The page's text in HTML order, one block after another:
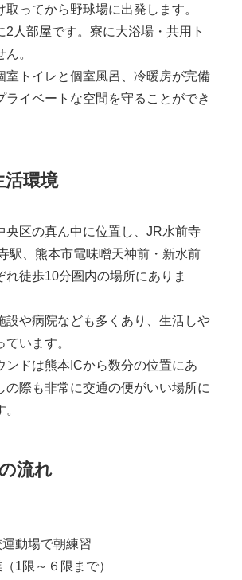
取ってから野球場に出発します。
2人部屋です。寮に大浴場・共用ト
。
室トイレと個室風呂、冷暖房が完備
ライベートな空間を守ることができ
活環境
央区の真ん中に位置し、JR水前寺
駅、熊本市電味噌天神前・新水前
れ徒歩10分圏内の場所にありま
設や病院なども多くあり、生活しや
います。
ンドは熊本ICから数分の位置にあ
の際も非常に交通の便がいい場所に
流れ
動場で朝練習
1限～６限まで）